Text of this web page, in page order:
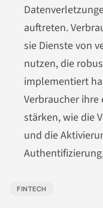
auftreten.
sie Dienste von
nutzen, die
implementiert
Verbraucher
stärken, wie die
und die
FINTECH